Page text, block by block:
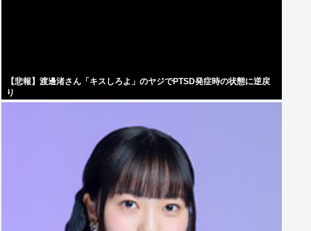
【悲報】渡邊渚さん「キスしろよ」のヤジでPTSD発症時の状態に逆戻
り